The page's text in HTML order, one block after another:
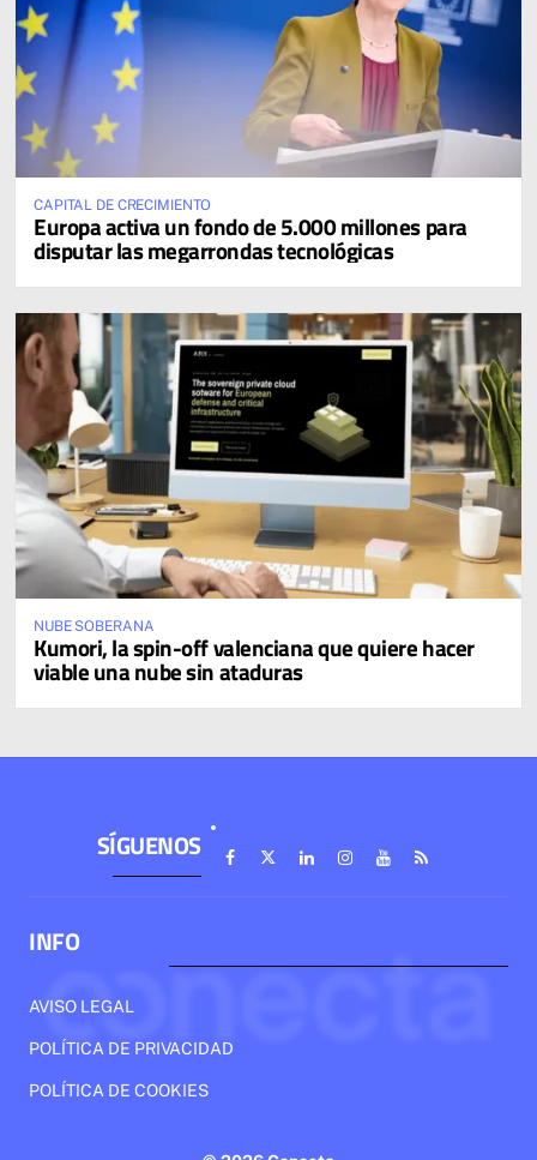
CAPITAL DE CRECIMIENTO
Europa activa un fondo de 5.000 millones para
disputar las megarrondas tecnológicas
NUBE SOBERANA
Kumori, la spin-off valenciana que quiere hacer
viable una nube sin ataduras
SÍGUENOS
INFO
AVISO LEGAL
POLÍTICA DE PRIVACIDAD
POLÍTICA DE COOKIES